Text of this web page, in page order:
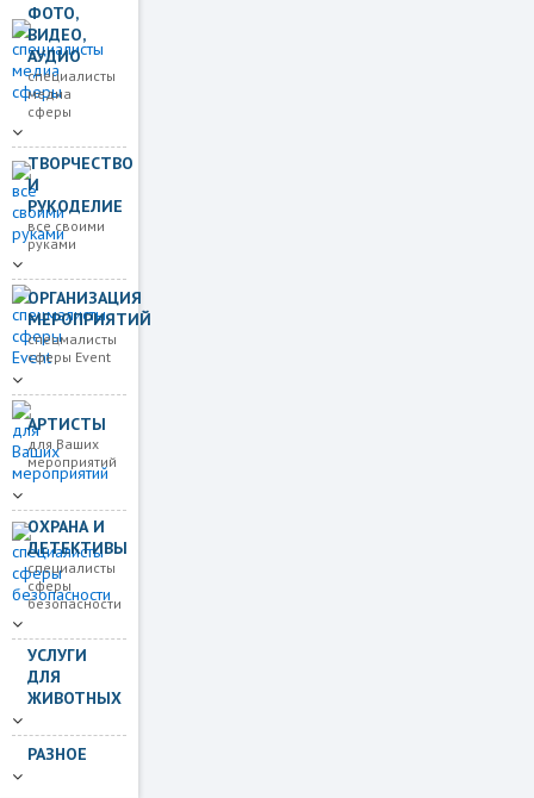
ФОТО,
ВИДЕО,
АУДИО
специалисты
медиа
сферы
ТВОРЧЕСТВО
И
РУКОДЕЛИЕ
все своими
руками
ОРГАНИЗАЦИЯ
МЕРОПРИЯТИЙ
спецмалисты
сферы Event
АРТИСТЫ
для Ваших
мероприятий
ОХРАНА И
ДЕТЕКТИВЫ
специалисты
сферы
безопасности
УСЛУГИ
ДЛЯ
ЖИВОТНЫХ
РАЗНОЕ